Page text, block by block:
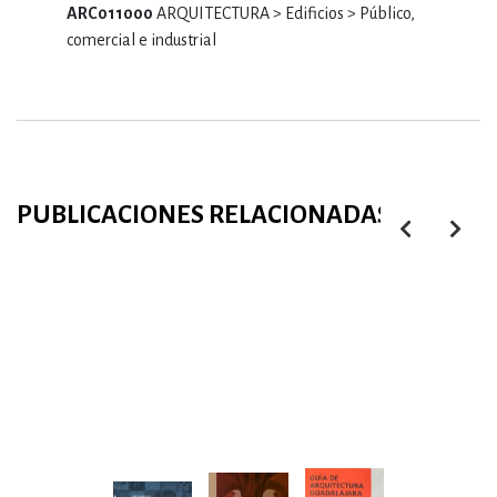
ARC011000 ARQUITECTURA > Edificios > Público,
comercial e industrial
PUBLICACIONES RELACIONADAS